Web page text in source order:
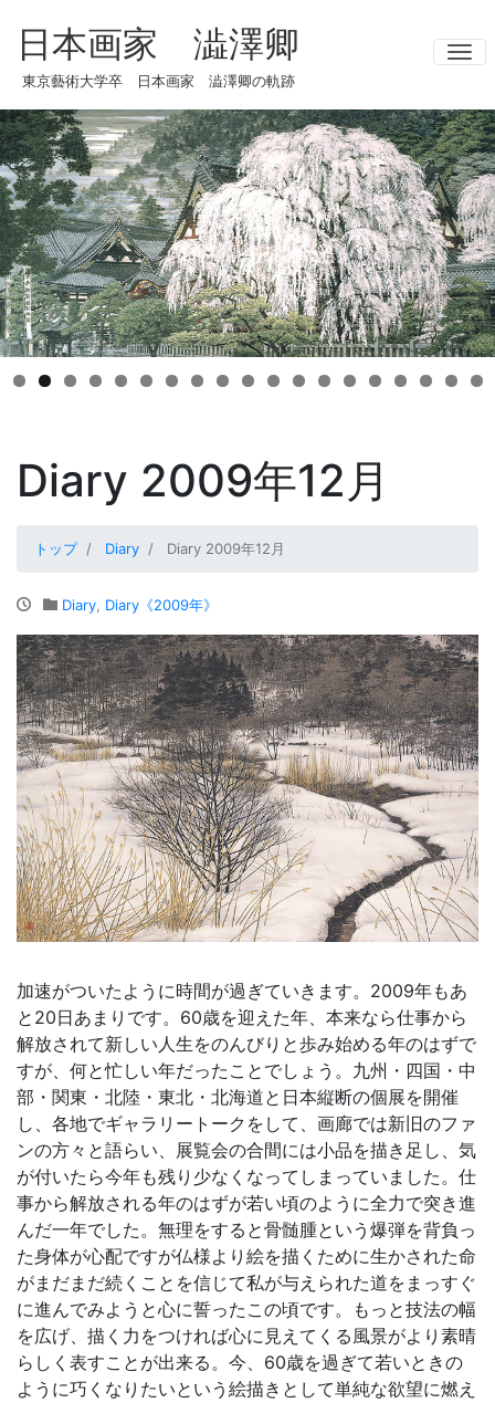
日本画家 澁澤卿
東京藝術大学卒 日本画家 澁澤卿の軌跡
ナ
Diary 2009年12月
トップ Diary Diary 2009年12月
Diary, Diary《2009年》
加速がついたように時間が過ぎていきます。2009年もあ
と20日あまりです。60歳を迎えた年、本来なら仕事から
解放されて新しい人生をのんびりと歩み始める年のはずで
すが、何と忙しい年だったことでしょう。九州・四国・中
部・関東・北陸・東北・北海道と日本縦断の個展を開催
し、各地でギャラリートークをして、画廊では新旧のファ
ンの方々と語らい、展覧会の合間には小品を描き足し、気
が付いたら今年も残り少なくなってしまっていました。仕
事から解放される年のはずが若い頃のように全力で突き進
んだ一年でした。無理をすると骨髄腫という爆弾を背負っ
た身体が心配ですが仏様より絵を描くために生かされた命
がまだまだ続くことを信じて私が与えられた道をまっすぐ
に進んでみようと心に誓ったこの頃です。もっと技法の幅
を広げ、描く力をつければ心に見えてくる風景がより素晴
らしく表すことが出来る。今、60歳を過ぎて若いときの
ように巧くなりたいという絵描きとして単純な欲望に燃え